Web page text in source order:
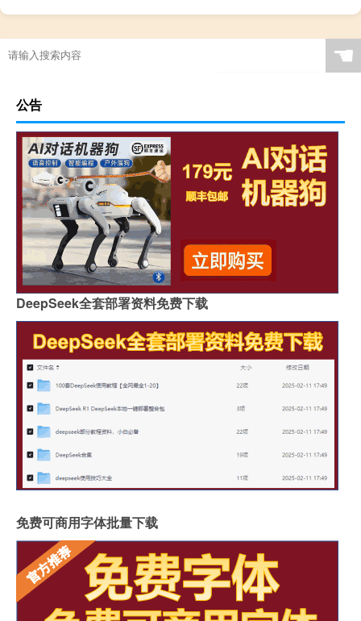
☚
公告
DeepSeek全套部署资料免费下载
免费可商用字体批量下载